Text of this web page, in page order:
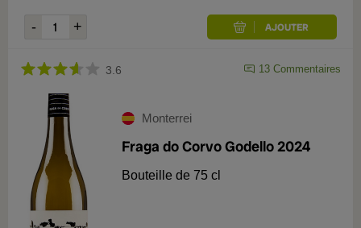
3.6 13 Commentaires
Monterrei
Fraga do Corvo Godello 2024
Bouteille de 75 cl